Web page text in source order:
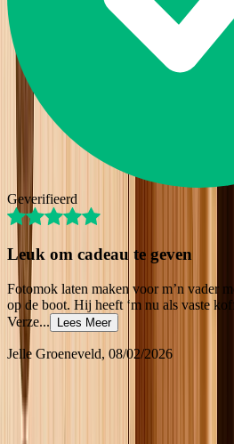
Geverifieerd
Leuk om cadeau te geven
Fotomok laten maken voor m’n vader
op de boot. Hij heeft ‘m nu als vaste
Verze... Lees Meer
Jelle Groeneveld, 08/02/2026
Gepersonaliseerde Cadeaus